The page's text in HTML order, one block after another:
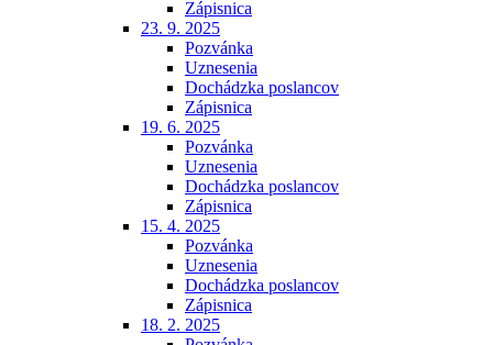
Zápisnica
23. 9. 2025
Pozvánka
Uznesenia
Dochádzka poslancov
Zápisnica
19. 6. 2025
Pozvánka
Uznesenia
Dochádzka poslancov
Zápisnica
15. 4. 2025
Pozvánka
Uznesenia
Dochádzka poslancov
Zápisnica
18. 2. 2025